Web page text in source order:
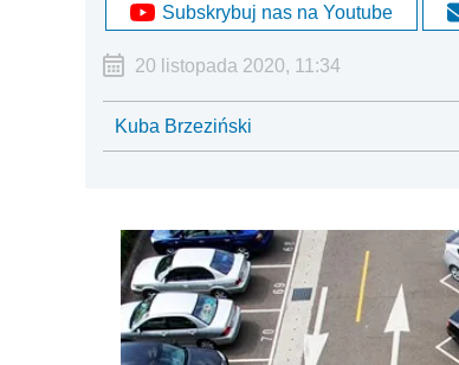
Subskrybuj nas na Youtube
20 listopada 2020, 11:34
Kuba Brzeziński